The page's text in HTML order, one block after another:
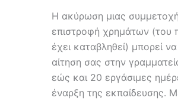
Η ακύρωση μιας
επιστροφή χρημάτων (του
έχει καταβληθεί) μπορεί να
αίτηση σας στην
εώς και 20 εργάσιμες
έναρξη της εκπαίδευσης.